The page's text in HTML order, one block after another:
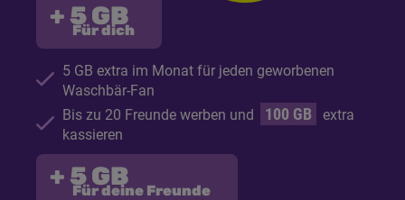
+ 5GB
Für dich
5 GB extra im Monat für jeden geworbenen
Waschbär-Fan
Bis zu 20 Freunde werben und
100 GB
extra
kassieren
+ 5GB
Für deine Freunde